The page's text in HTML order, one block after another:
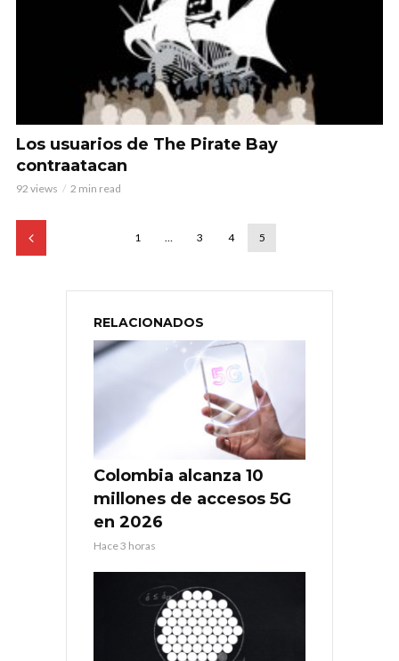
Los usuarios de The Pirate Bay
contraatacan
92 views 2 min read
1 … 3 4 5
RELACIONADOS
Colombia alcanza 10
millones de accesos 5G
en 2026
Hace 3 horas